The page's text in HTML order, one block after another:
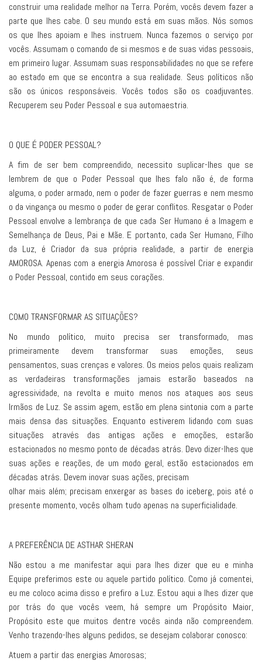
construir uma realidade melhor na Terra. Porém, vocês devem fazer a
parte que lhes cabe. O seu mundo está em suas mãos. Nós somos
os que lhes apoiam e lhes instruem. Nunca fazemos o serviço por
vocês. Assumam o comando de si mesmos e de suas vidas pessoais,
em primeiro lugar. Assumam suas responsabilidades no que se refere
ao estado em que se encontra a sua realidade. Seus políticos não
são os únicos responsáveis. Vocês todos são os coadjuvantes.
Recuperem seu Poder Pessoal e sua automaestria.
O QUE É PODER PESSOAL?
A fim de ser bem compreendido, necessito suplicar-lhes que se
lembrem de que o Poder Pessoal que lhes falo não é, de forma
alguma, o poder armado, nem o poder de fazer guerras e nem mesmo
o da vingança ou mesmo o poder de gerar conflitos. Resgatar o Poder
Pessoal envolve a lembrança de que cada Ser Humano é a Imagem e
Semelhança de Deus, Pai e Mãe. E portanto, cada Ser Humano, Filho
da Luz, é Criador da sua própria realidade, a partir de energia
AMOROSA. Apenas com a energia Amorosa é possível Criar e expandir
o Poder Pessoal, contido em seus corações.
COMO TRANSFORMAR AS SITUAÇÕES?
No mundo político, muito precisa ser transformado, mas
primeiramente devem transformar suas emoções, seus
pensamentos, suas crenças e valores. Os meios pelos quais realizam
as verdadeiras transformações jamais estarão baseados na
agressividade, na revolta e muito menos nos ataques aos seus
Irmãos de Luz. Se assim agem, estão em plena sintonia com a parte
mais densa das situações. Enquanto estiverem lidando com suas
situações através das antigas ações e emoções, estarão
estacionados no mesmo ponto de décadas atrás. Devo dizer-lhes que
suas ações e reações, de um modo geral, estão estacionados em
décadas atrás. Devem inovar suas ações, precisam
olhar mais além; precisam enxergar as bases do iceberg, pois até o
presente momento, vocês olham tudo apenas na superficialidade.
A PREFERÊNCIA DE ASTHAR SHERAN
Não estou a me manifestar aqui para lhes dizer que eu e minha
Equipe preferimos este ou aquele partido político. Como já comentei,
eu me coloco acima disso e prefiro a Luz. Estou aqui a lhes dizer que
por trás do que vocês veem, há sempre um Propósito Maior,
Propósito este que muitos dentre vocês ainda não compreendem.
Venho trazendo-lhes alguns pedidos, se desejam colaborar conosco:
Atuem a partir das energias Amorosas;